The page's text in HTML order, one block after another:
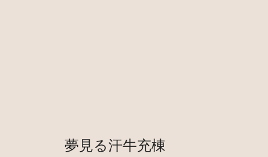
夢見る汗牛充棟